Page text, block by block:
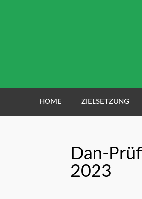
HOME ZIELSETZUNG
Dan-
2023